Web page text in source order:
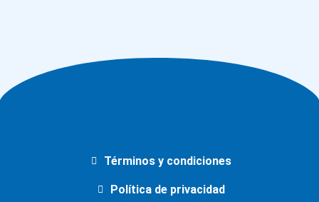
Términos y condiciones
Política de privacidad